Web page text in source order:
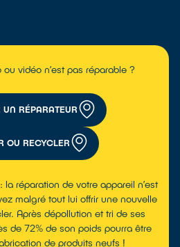
vidéo n’est pas réparable ?
UN RÉPARATEUR
OU RECYCLER
réparation de votre appareil n’est
malgré tout lui offrir une nouvelle
Après dépollution et tri de ses
de 72% de son poids pourra être
de produits neufs !